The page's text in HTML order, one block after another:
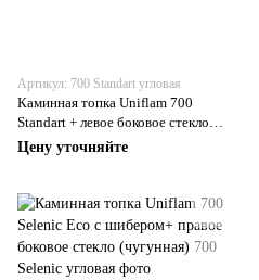
Артикул: 700 Standart угловая
Каминная топка Uniflam 700
Standart + левое боковое стекло
(чугунная)
Цену уточняйте